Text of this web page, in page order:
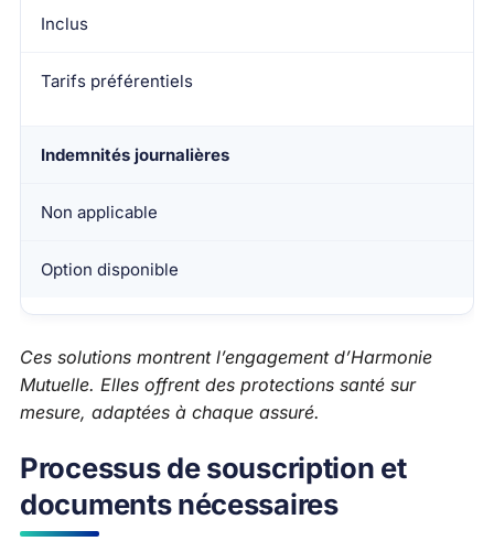
Inclus
Tarifs préférentiels
Indemnités journalières
Non applicable
Option disponible
Ces solutions montrent l’engagement d’Harmonie
Mutuelle. Elles offrent des protections santé sur
mesure, adaptées à chaque assuré.
Processus de souscription et
documents nécessaires